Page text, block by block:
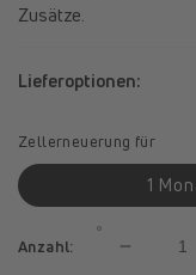
Zusätze.
Lieferoptionen:
Zellerneuerung für
1
Anzahl: